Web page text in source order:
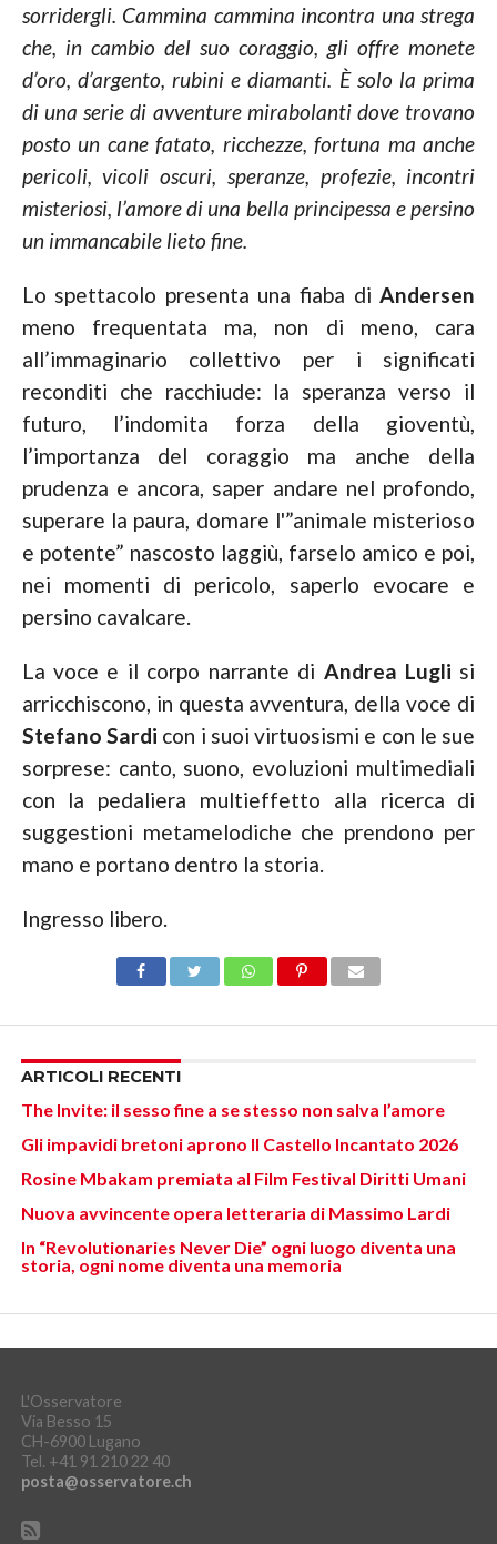
sorridergli. Cammina cammina incontra una strega
che, in cambio del suo coraggio, gli offre monete
d’oro, d’argento, rubini e diamanti. È solo la prima
di una serie di avventure mirabolanti dove trovano
posto un cane fatato, ricchezze, fortuna ma anche
pericoli, vicoli oscuri, speranze, profezie, incontri
misteriosi, l’amore di una bella principessa e persino
un immancabile lieto fine.
Lo spettacolo presenta una fiaba di Andersen
meno frequentata ma, non di meno, cara
all’immaginario collettivo per i significati
reconditi che racchiude: la speranza verso il
futuro, l’indomita forza della gioventù,
l’importanza del coraggio ma anche della
prudenza e ancora, saper andare nel profondo,
superare la paura, domare l'”animale misterioso
e potente” nascosto laggiù, farselo amico e poi,
nei momenti di pericolo, saperlo evocare e
persino cavalcare.
La voce e il corpo narrante di Andrea Lugli si
arricchiscono, in questa avventura, della voce di
Stefano Sardi con i suoi virtuosismi e con le sue
sorprese: canto, suono, evoluzioni multimediali
con la pedaliera multieffetto alla ricerca di
suggestioni metamelodiche che prendono per
mano e portano dentro la storia.
Ingresso libero.
ARTICOLI RECENTI
The Invite: il sesso fine a se stesso non salva l’amore
Gli impavidi bretoni aprono Il Castello Incantato 2026
Rosine Mbakam premiata al Film Festival Diritti Umani
Nuova avvincente opera letteraria di Massimo Lardi
In “Revolutionaries Never Die” ogni luogo diventa una
storia, ogni nome diventa una memoria
L'Osservatore
Via Besso 15
CH-6900 Lugano
Tel. +41 91 210 22 40
posta@osservatore.ch